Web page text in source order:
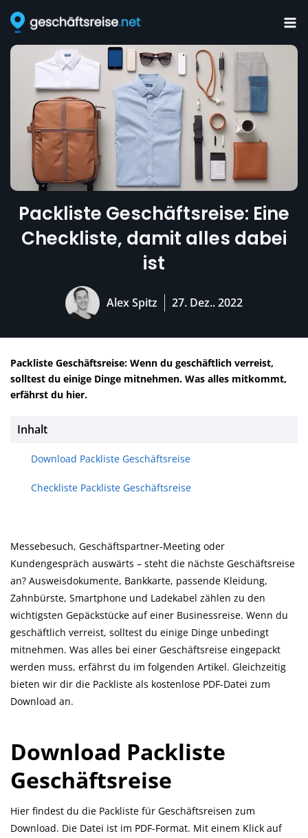
Inhalt
Packliste Geschäftsreise: Eine
Checkliste, damit alles dabei
ist
Alex Spitz 27. Dez.. 2022
Packliste Geschäftsreise: Wenn du geschäftlich verreist,
solltest du einige Dinge mitnehmen. Was alles mitkommt,
erfährst du hier.
Inhalt
Download Packliste Geschäftsreise
Checkliste Packliste Geschäftsreise
Messebesuch, Geschäftspartner-Meeting oder
Kundengespräch auswärts – steht die nächste Geschäftsreise
an? Ausweisdokumente, Bankkarte, passende Kleidung,
Zahnbürste, Smartphone und Ladekabel zählen zu den
wichtigsten Gepäckstücke auf einer Businessreise. Wenn du
geschäftlich verreist, solltest du einige Dinge unbedingt
mitnehmen. Was alles bei einer Geschäftsreise eingepackt
werden muss, erfährst du im folgenden Artikel. Gleichzeitig
bieten wir dir die Packliste als kostenlose PDF-Datei zum
Download an.
Download Packliste
Geschäftsreise
Hier findest du die Packliste für Geschäftsreisen zum
Download. Die Datei ist im PDF-Format. Mit einem Klick auf